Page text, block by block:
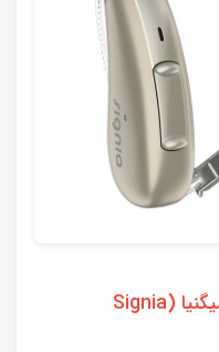
قیمت و خرید سمعک زیمنس سیگنیا (Signia